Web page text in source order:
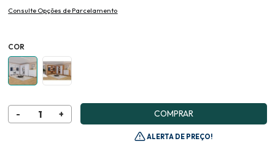
COR
COMPRAR
ALERTA DE PREÇO!